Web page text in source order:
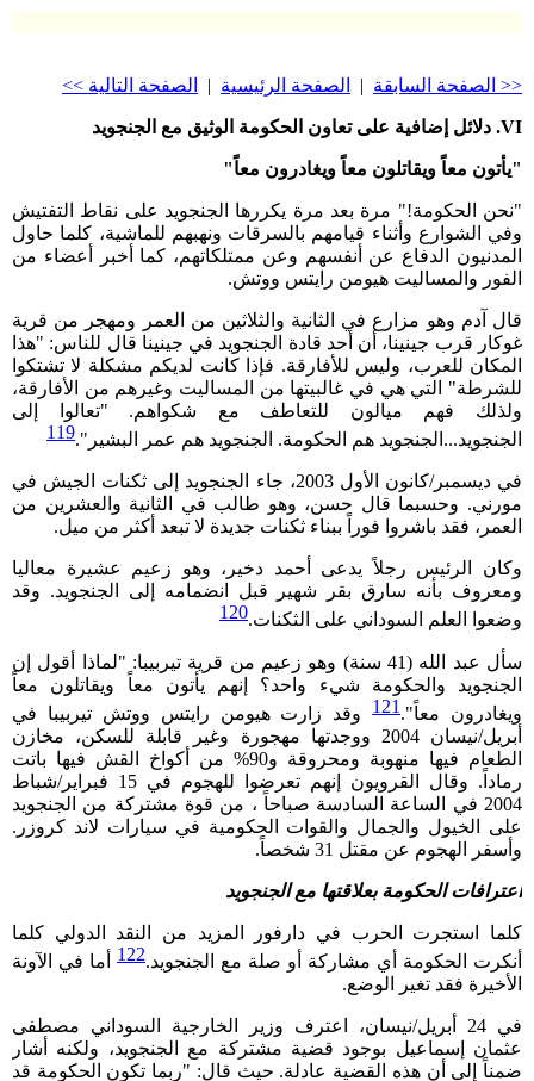
<< الصفحة السابقة | الصفحة الرئيسية | الصفحة التالية >>
VI
. دلائل إضافية على تعاون الحكومة الوثيق مع الجنجويد
"يأتون معاً ويقاتلون معاً ويغادرون معاً"
"نحن الحكومة!" مرة بعد مرة يكررها الجنجويد على نقاط التفتيش
وفي الشوارع وأثناء قيامهم بالسرقات ونهبهم للماشية، كلما حاول
المدنيون الدفاع عن أنفسهم وعن ممتلكاتهم، كما أخبر أعضاء من
الفور والمساليت هيومن رايتس ووتش.
قال آدم وهو مزارع في الثانية والثلاثين من العمر ومهجر من قرية
غوكار قرب جينينا، أن أحد قادة الجنجويد في جينينا قال للناس: "هذا
المكان للعرب، وليس للأفارقة. فإذا كانت لديكم مشكلة لا تشتكوا
للشرطة" التي هي في غالبيتها من المساليت وغيرهم من الأفارقة،
ولذلك فهم ميالون للتعاطف مع شكواهم. "تعالوا إلى
الجنجويد...الجنجويد هم الحكومة. الجنجويد هم عمر البشير".119
في ديسمبر/كانون الأول 2003، جاء الجنجويد إلى ثكنات الجيش في
مورني. وحسبما قال حسن، وهو طالب في الثانية والعشرين من
العمر، فقد باشروا فوراً ببناء ثكنات جديدة لا تبعد أكثر من ميل.
وكان الرئيس رجلاً يدعى أحمد دخير، وهو زعيم عشيرة معاليا
ومعروف بأنه سارق بقر شهير قبل انضمامه إلى الجنجويد. وقد
وضعوا العلم السوداني على الثكنات.120
سأل عبد الله (41 سنة) وهو زعيم من قرية تيربيبا: "لماذا أقول إن
الجنجويد والحكومة شيء واحد؟ إنهم يأتون معاً ويقاتلون معاً
ويغادرون معاً".121وقد زارت هيومن رايتس ووتش تيربيبا في
أبريل/نيسان 2004 ووجدتها مهجورة وغير قابلة للسكن، مخازن
الطعام فيها منهوبة ومحروقة و90% من أكواخ القش فيها باتت
رماداً. وقال القرويون إنهم تعرضوا للهجوم في 15 فبراير/شباط
2004 في الساعة السادسة صباحاً ، من قوة مشتركة من الجنجويد
على الخيول والجمال والقوات الحكومية في سيارات لاند كروزر.
وأسفر الهجوم عن مقتل 31 شخصاً.
اعترافات الحكومة بعلاقتها مع الجنجويد
كلما استجرت الحرب في دارفور المزيد من النقد الدولي كلما
أنكرت الحكومة أي مشاركة أو صلة مع الجنجويد.122 أما في الآونة
الأخيرة فقد تغير الوضع.
في 24 أبريل/نيسان، اعترف وزير الخارجية السوداني مصطفى
عثمان إسماعيل بوجود قضية مشتركة مع الجنجويد، ولكنه أشار
ضمناً إلى أن هذه القضية عادلة. حيث قال: "ربما تكون الحكومة قد